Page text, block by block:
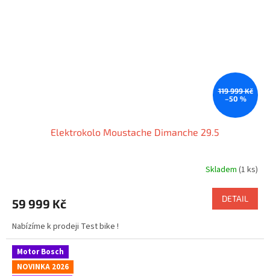
119 999 Kč
–50 %
Elektrokolo Moustache Dimanche 29.5
Skladem (1 ks)
59 999 Kč DETAIL
Nabízíme k prodeji Test bike !
Motor Bosch
NOVINKA 2026